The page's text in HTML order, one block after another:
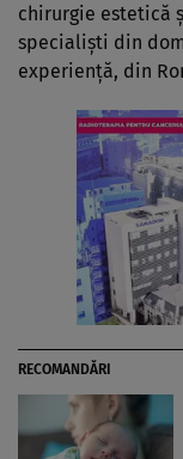
chirurgie estetică
specialiști din
experiență, din
RECOMANDĂRI